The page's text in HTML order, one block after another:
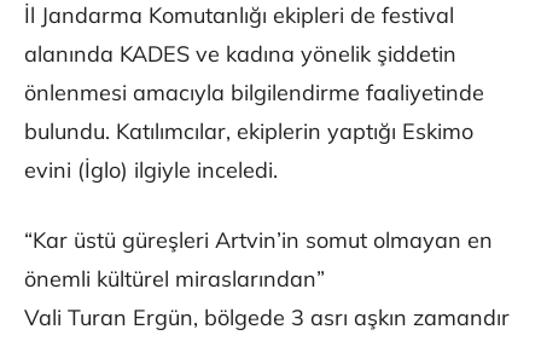
İl Jandarma Komutanlığı ekipleri de festival
alanında KADES ve kadına yönelik şiddetin
önlenmesi amacıyla bilgilendirme faaliyetinde
bulundu. Katılımcılar, ekiplerin yaptığı Eskimo
evini (İglo) ilgiyle inceledi.
“Kar üstü güreşleri Artvin’in somut olmayan en
önemli kültürel miraslarından”
Vali Turan Ergün, bölgede 3 asrı aşkın zamandır